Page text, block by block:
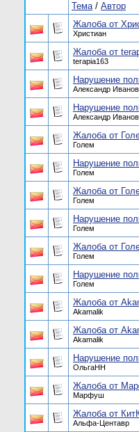
Тема/ Автор
Жалоба от
Христиан
Жалоба от
terapia163
Нарушение
Александр
Нарушение
Александр
Жалоба от
Голем
Нарушение
Голем
Жалоба от
Голем
Нарушение
Голем
Жалоба от
Голем
Нарушение
Голем
Жалоба от
Akamalik
Жалоба от
Akamalik
Нарушение
ОльгаНН
Жалоба от
Марфуш
Жалоба от
Альфа-Центавр